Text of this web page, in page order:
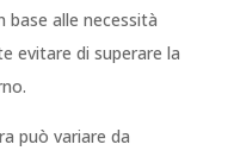
alle necessità
evitare di superare la
può variare da